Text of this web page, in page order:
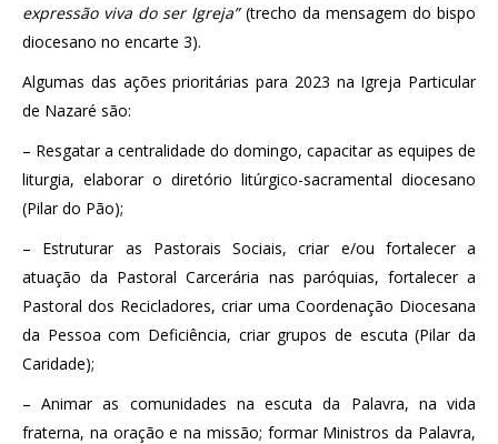
expressão viva do ser Igreja”(trecho da mensagem do bispo
diocesano no encarte 3).
Algumas das ações prioritárias para 2023 na Igreja Particular
de Nazaré são:
– Resgatar a centralidade do domingo, capacitar as equipes de
liturgia, elaborar o diretório litúrgico-sacramental diocesano
(Pilar do Pão);
– Estruturar as Pastorais Sociais, criar e/ou fortalecer a
atuação da Pastoral Carcerária nas paróquias, fortalecer a
Pastoral dos Recicladores, criar uma Coordenação Diocesana
da Pessoa com Deficiência, criar grupos de escuta (Pilar da
Caridade);
– Animar as comunidades na escuta da Palavra, na vida
fraterna, na oração e na missão; formar Ministros da Palavra,